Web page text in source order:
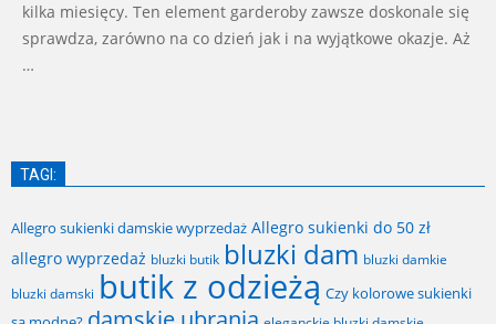
kilka miesięcy. Ten element garderoby zawsze doskonale się
sprawdza, zarówno na co dzień jak i na wyjątkowe okazje. Aż
…
TAGI:
Allegro sukienki damskie wyprzedaż Allegro sukienki do 50 zł
allegro wyprzedaż bluzki butik bluzki dam bluzki damkie
bluzki damski butik z odzieżą Czy kolorowe sukienki